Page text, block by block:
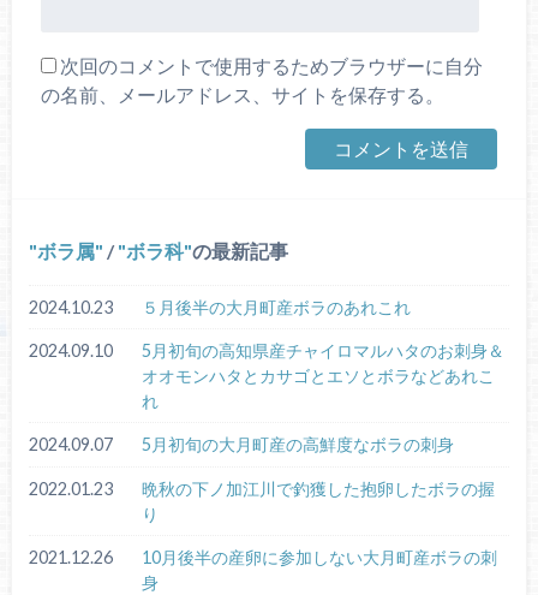
次回のコメントで使用するためブラウザーに自分
の名前、メールアドレス、サイトを保存する。
ボラ属 / ボラ科 の最新記事
2024.10.23 ５月後半の大月町産ボラのあれこれ
2024.09.10
5月初旬の高知県産チャイロマルハタのお刺身＆
オオモンハタとカサゴとエソとボラなどあれこ
れ
2024.09.07 5月初旬の大月町産の高鮮度なボラの刺身
2022.01.23
晩秋の下ノ加江川で釣獲した抱卵したボラの握
り
2021.12.26
10月後半の産卵に参加しない大月町産ボラの刺
身